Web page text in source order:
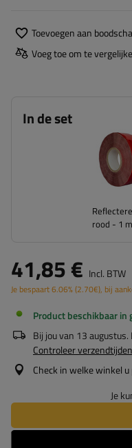
Toevoegen aan
Voeg toe om te
In de set
rood - 1
41,85 € Incl. BTW
Je bespaart6.06%(2.70€), bij
Product beschikbaar in
Bij jou van 13 augustus.
Controleer
Check in welke winkel
Je